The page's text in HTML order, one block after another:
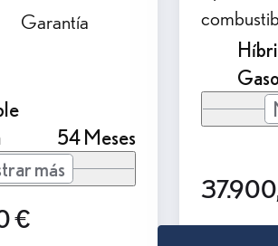
Garantía
54 Meses
más
€